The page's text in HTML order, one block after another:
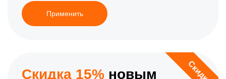
Применить
Скидка
Скидка 15% новым